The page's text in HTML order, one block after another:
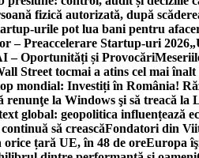
fizică autorizată, după
urile pot lua bani pentru
– Preaccelerare Startup-uri 2026
– Oportunități și Provocări
Street tocmai a atins cel mai
mondial: Investiți în România!
renunţe la Windows şi să treacă la
global: geopolitica influențează
să creascăFondatori din
țară UE, în 48 de oreEuropa